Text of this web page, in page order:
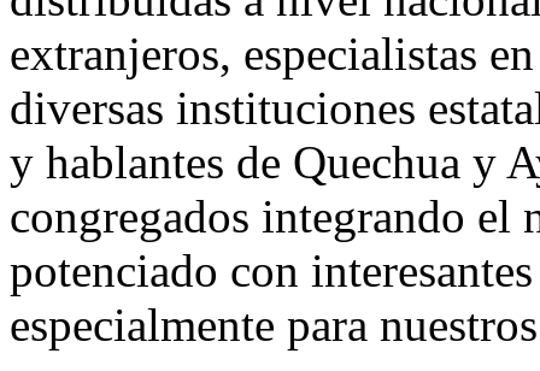
extranjeros, especialistas
diversas instituciones
y hablantes de Quechua y
congregados integrando el
potenciado con
especialmente para